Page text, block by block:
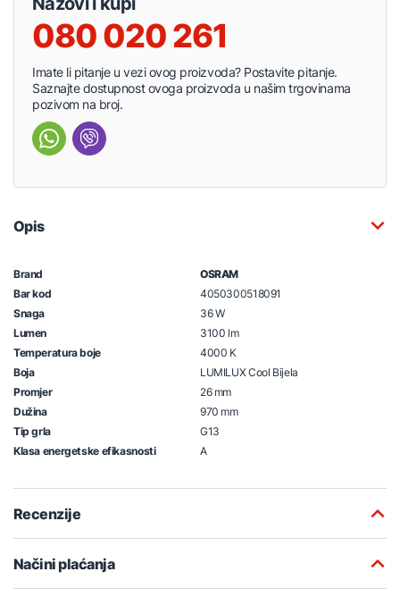
080 020 261
Imate li pitanje u vezi ovog proizvoda? Postavite pitanje.
Saznajte dostupnost ovoga proizvoda u našim trgovinama
pozivom na broj.
Opis
Brand
OSRAM
Bar kod
4050300518091
Snaga
36 W
Lumen
3100 lm
Temperatura boje
4000 K
Boja
LUMILUX Cool Bijela
Promjer
26 mm
Dužina
970 mm
Tip grla
G13
Klasa energetske efikasnosti
A
Recenzije
Načini plaćanja